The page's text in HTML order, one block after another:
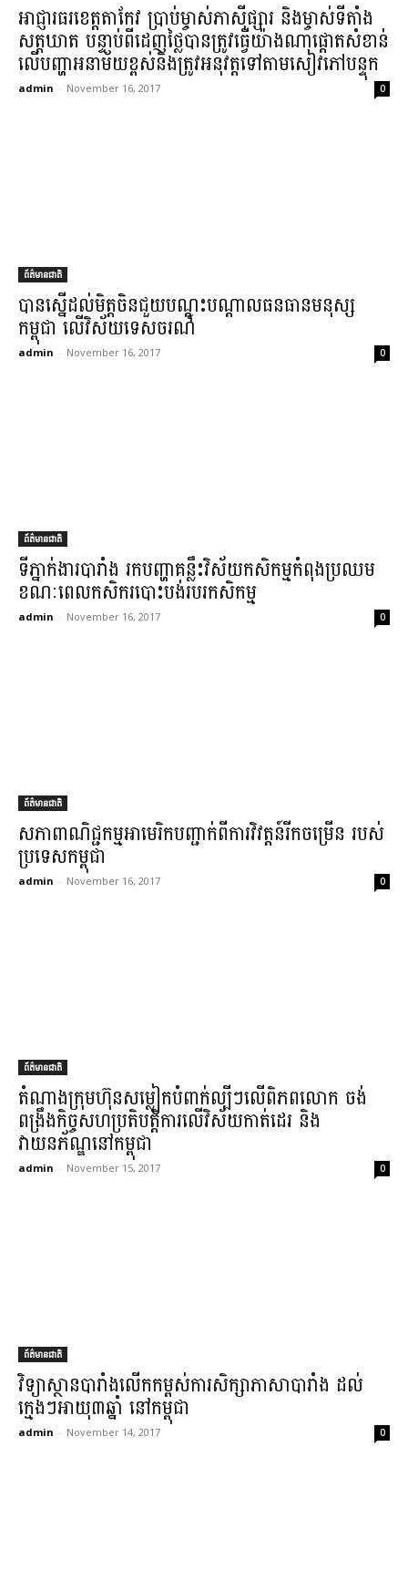
អាជ្ញារ​ធរ​ខេត្តតាកែវ ប្រាប់​ម្ចាស់​ភាស៊ី​ផ្សារ និង​ម្ចាស់​ទីតាំង​
សត្តឃាត បន្ទាប់​ពី​ដេញថ្លៃ​បាន​ត្រូវ​ធ្វើ​យ៉ាងណា​ផ្តោត​សំខាន់​
លើ​បញ្ហា​អនាម័យ​ខ្ពស់​និង​ត្រូវ​អនុវត្ត​ទៅ​តាម​សៀវភៅ​បន្ទុក​
admin - November 16, 2017 0
ព័ត៌មានជាតិ
បាន​ស្នើ​ដល់​មិត្ត​ចិន​ជួយ​បណ្ដុះបណ្ដាល​ធនធានមនុស្ស​
កម្ពុជា លើ​វិស័យ​ទេសចរណ៍​
admin - November 16, 2017 0
ព័ត៌មានជាតិ
ទីភ្នាក់ងារ​បារាំង រក​បញ្ហា​គន្លឹះ​វិស័យ​កសិកម្ម​កំពុង​ប្រឈម
ខណៈពេល​កសិករ​បោះបង់​របរ​កសិកម្ម​
admin - November 16, 2017 0
ព័ត៌មានជាតិ
សភាពាណិជ្ជកម្ម​អាមេរិក​បញ្ជាក់​ពី​ការវិវត្តន៍​រីកចម្រើន របស់​
ប្រទេស​កម្ពុជា​
admin - November 16, 2017 0
ព័ត៌មានជាតិ
តំណាង​ក្រុមហ៊ុន​សម្លៀកបំពាក់​ល្បីៗ​លើ​ពិភពលោក ចង់​
ពង្រឹង​កិច្ចសហប្រតិបត្តិការ​លើ​វិស័យ​កាត់ដេរ និង​
វាយនភ័ណ្ឌ​នៅ​កម្ពុជា​
admin - November 15, 2017 0
ព័ត៌មានជាតិ
វិទ្យាស្ថាន​បារាំង​លើកកម្ពស់​ការសិក្សា​ភាសា​បារាំង ដល់​
ក្មេងៗ​អាយុ​៣​ឆ្នាំ នៅ​កម្ពុជា​
admin - November 14, 2017 0